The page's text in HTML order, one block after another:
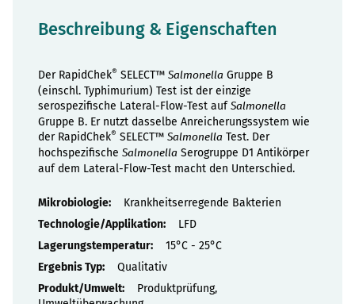
Beschreibung & Eigenschaften
Der RapidChek® SELECT™ Salmonella Gruppe B
(einschl. Typhimurium) Test ist der einzige
serospezifische Lateral-Flow-Test auf Salmonella
Gruppe B. Er nutzt dasselbe Anreicherungssystem wie
der RapidChek® SELECT™ Salmonella Test. Der
hochspezifische Salmonella Serogruppe D1 Antikörper
auf dem Lateral-Flow-Test macht den Unterschied.
Eigenschaften
Krankheitserregende Bakterien
LFD
15°C - 25°C
Qualitativ
Produktprüfung,